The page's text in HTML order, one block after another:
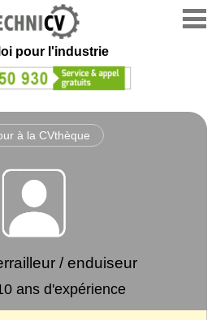
pour l'industrie
à la CVthèque
/ enduiseur
ans d'expérience